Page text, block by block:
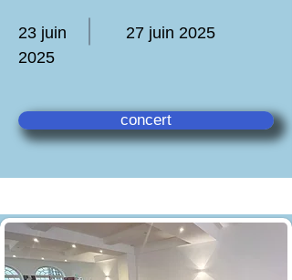
23 juin
2025
27 juin 2025
concert